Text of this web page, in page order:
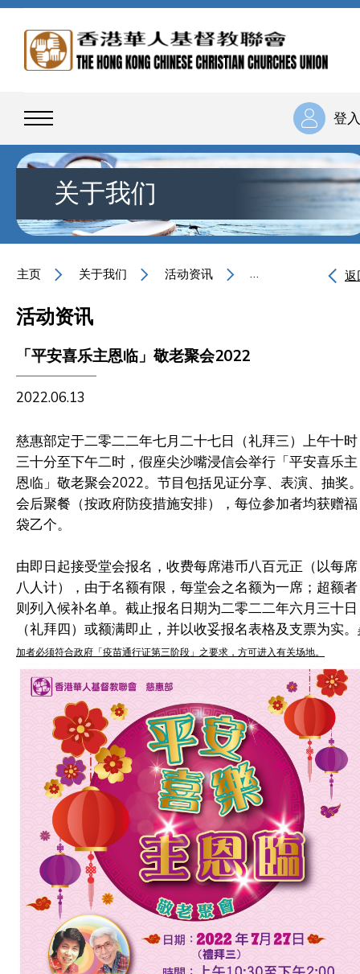
登入
关于我们
主页 关于我们 活动资讯 「平安喜乐主恩临返
活动资讯
「平安喜乐主恩临」敬老聚会2022
2022.06.13
慈惠部定于二零二二年七月二十七日（礼拜三）上午十时
三十分至下午二时，假座尖沙嘴浸信会举行「平安喜乐主
恩临」敬老聚会2022。节目包括见证分享、表演、抽奖
会后聚餐（按政府防疫措施安排），每位参加者均获赠福
袋乙个。
由即日起接受堂会报名，收费每席港币八百元正（以每席
八人计），由于名额有限，每堂会之名额为一席；超额者
则列入候补名单。截止报名日期为二零二二年六月三十日
（礼拜四）或额满即止，并以收妥报名表格及支票为实。
加者必须符合政府「疫苗通行证第三阶段」之要求，方可进入有关场地。